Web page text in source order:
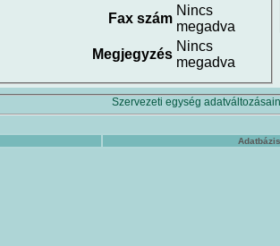
Fax szám
Nincs
megadva
Megjegyzés
Nincs
megadva
Szervezeti egység